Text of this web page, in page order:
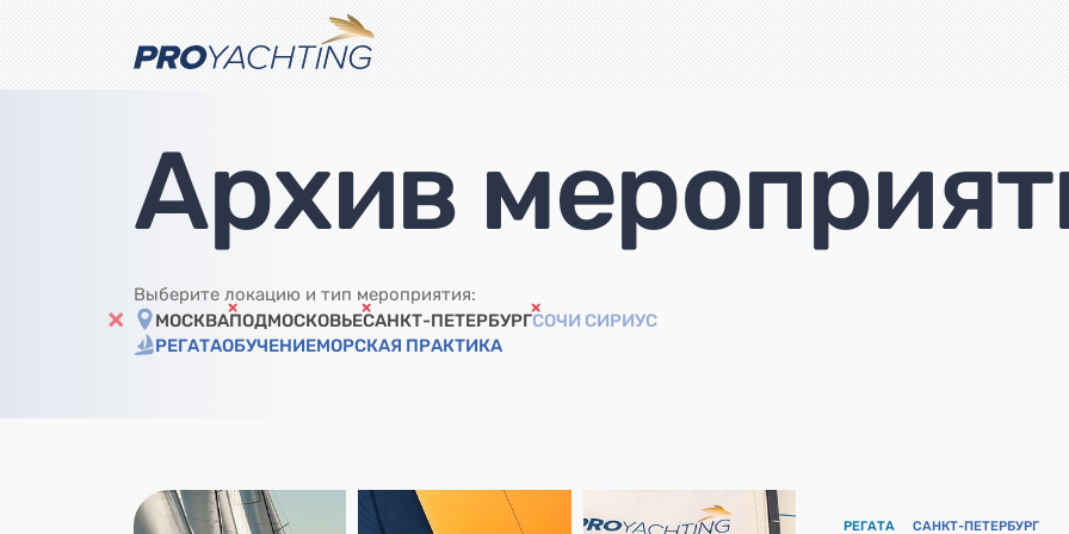
Архив
Выберите локацию и тип мероприятия:
МОСКВАПОДМОСКОВЬЕСАНКТ-ПЕТЕРБУРГСОЧИ СИРИУС
РЕГАТАОБУЧЕНИЕМОРСКАЯ ПРАКТИКА
РЕГАТА САНКТ-ПЕТЕРБУРГ